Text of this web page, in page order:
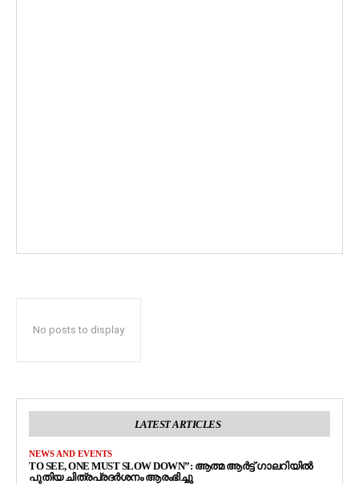
No posts to display
LATEST ARTICLES
NEWS AND EVENTS
TO SEE, ONE MUST SLOW DOWN”: ആത്മ ആർട്ട് ഗാലറിയിൽ
പുതിയ ചിത്രപ്രദർശനം ആരംഭിച്ചു